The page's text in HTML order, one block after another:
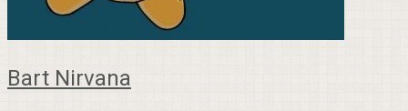
Bart Nirvana